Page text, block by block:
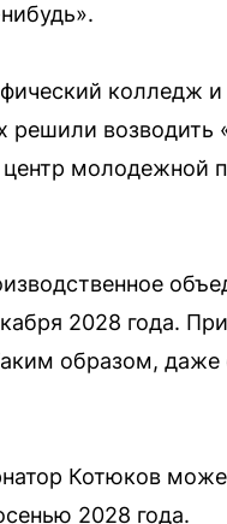
колледж
решили
молодежной
2028 года.
образом,
Котюков
2028 года.